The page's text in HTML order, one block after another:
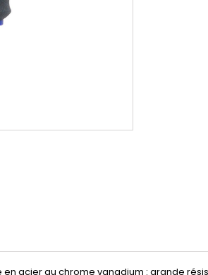
en acier au chrome vanadium : grande